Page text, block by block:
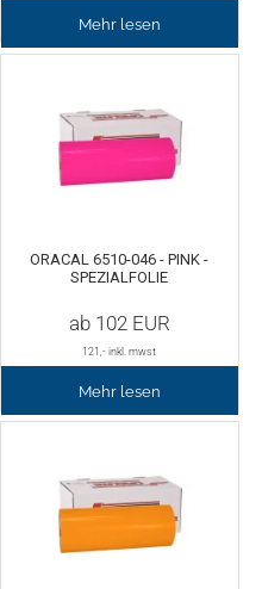
Mehr lesen
ORACAL 6510-046 - PINK -
SPEZIALFOLIE
ab 102EUR
121,- inkl. mwst
Mehr lesen